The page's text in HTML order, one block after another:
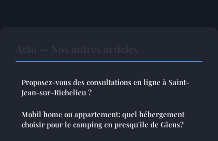
Proposez-vous des consultations en ligne à Saint-
Jean-sur-Richelieu ?
Mobil home ou appartement: quel hébergement
choisir pour le camping en presqu'ile de Giens?